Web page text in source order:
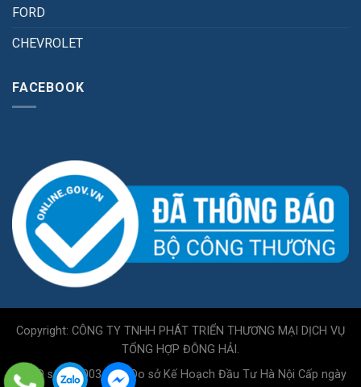
FORD
CHEVROLET
FACEBOOK
Copyright: CÔNG TY TNHH PHÁT TRIỂN THƯƠNG MẠI DỊCH VỤ
TỔNG HỢP ĐÔNG HẢI.
GPKD số 0110034717 Do sở Kế Hoạch Đầu Tư Hà Nội Cấp ngày